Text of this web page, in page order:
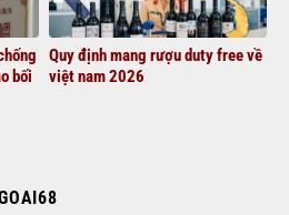
bối
Quy định mang rượu duty free về
việt nam 2026